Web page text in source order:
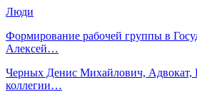
Люди
Формирование рабочей группы в
Алексей…
Черных Денис Михайлович, Адвокат,
коллегии…